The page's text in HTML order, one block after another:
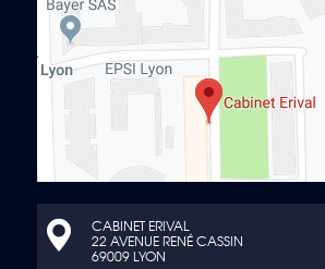
CABINET ERIVAL
22 AVENUE RENÉ CASSIN
69009 LYON